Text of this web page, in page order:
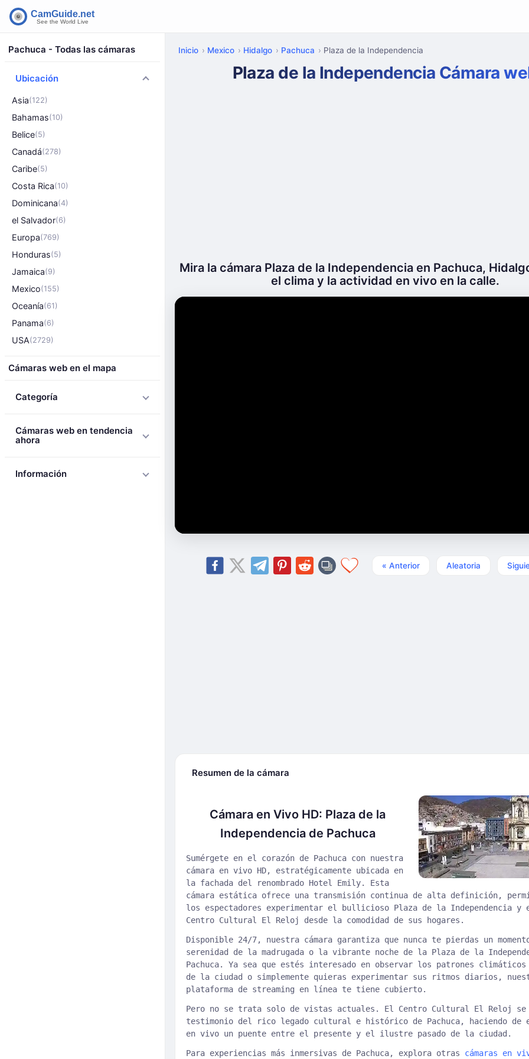
Pachuca - Todas las cámaras
Ubicación
Asia(122)
Bahamas(10)
Belice(5)
Canadá(278)
Caribe(5)
Costa Rica(10)
Dominicana(4)
el Salvador(6)
Europa(769)
Honduras(5)
Jamaica(9)
Mexico(155)
Oceanía(61)
Panama(6)
USA(2729)
Cámaras web en el mapa
Categoría
Cámaras web en tendencia
ahora
Información
Inicio Mexico Hidalgo Pachuca Plaza de la Independencia
Plaza de la Independencia Cámara
Mira la cámara Plaza de la Independencia en Pachuca,
el clima y la actividad en vivo en la calle.
« Anterior Aleatoria
Resumen de la cámara
Cámara en Vivo HD: Plaza de la
Independencia de Pachuca
Sumérgete en el corazón de Pachuca con nuestra
cámara en vivo HD, estratégicamente ubicada en
la fachada del renombrado Hotel Emily. Esta
cámara estática ofrece una transmisión continua de alta definición,
los espectadores experimentar el bullicioso Plaza de la Independencia y
Centro Cultural El Reloj desde la comodidad de sus hogares.
Disponible 24/7, nuestra cámara garantiza que nunca te pierdas un
serenidad de la madrugada o la vibrante noche de la Plaza de la
Pachuca. Ya sea que estés interesado en observar los patrones climáticos
de la ciudad o simplemente quieras experimentar sus ritmos diarios,
plataforma de streaming en línea te tiene cubierto.
Pero no se trata solo de vistas actuales. El Centro Cultural El Reloj se
testimonio del rico legado cultural e histórico de Pachuca, haciendo de
en vivo un puente entre el presente y el ilustre pasado de la ciudad.
Para experiencias más inmersivas de Pachuca, explora otras cámaras en